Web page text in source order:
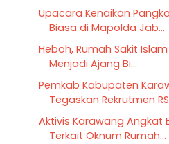
Upacara Kenaikan
Biasa di Mapolda Jab...
Heboh, Rumah Sakit
Menjadi Ajang Bi...
Pemkab Kabupaten
Tegaskan Rekrutmen
Aktivis Karawang Angkat
Terkait Oknum Rumah...